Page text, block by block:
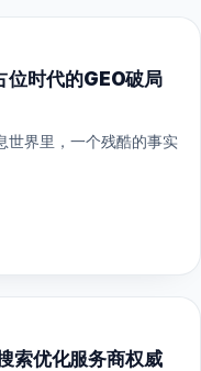
位时代的GEO破局
世界里，一个残酷的事实
优化服务商权威